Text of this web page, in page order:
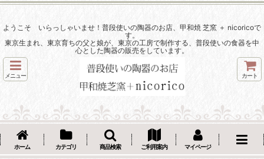
ようこそ いらっしゃいませ！普段使いの陶器のお店、甲和焼 芝窯 ＋ nicoricoで
す。
東京生まれ、東京育ちの父と娘が、東京の工房で制作する、普段使いの食器を中
心とした陶器の販売をしています。
メニュー カート
ホーム カテゴリ 商品検索 ご利用案内 マイページ